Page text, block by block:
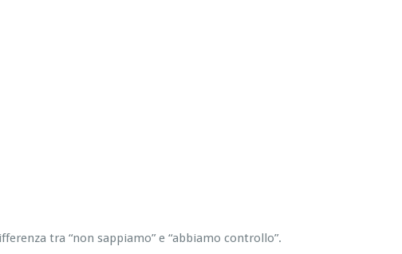
tra “non sappiamo” e “abbiamo controllo”.